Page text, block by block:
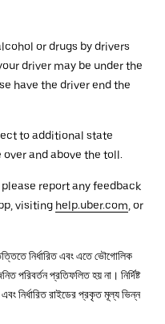
or drugs by drivers
driver may be under the
have the driver end the
to additional state
and above the toll.
report any feedback
visiting help.uber.com , or
নির্ধারিত এবং এতে ভৌগোলিক
পরিবর্তন প্রতিফলিত হয় না। নির্দিষ্ট
নির্ধারিত রাইডের প্রকৃত মূল্য ভিন্ন